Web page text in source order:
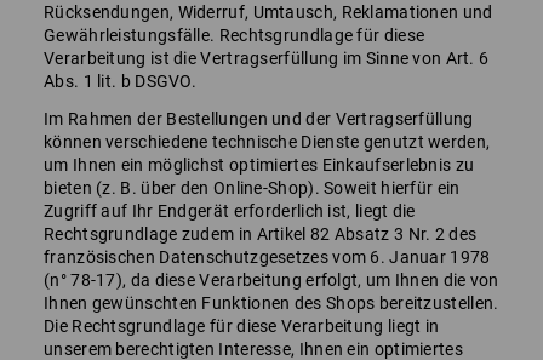
Rücksendungen, Widerruf, Umtausch, Reklamationen und
Gewährleistungsfälle. Rechtsgrundlage für diese
Verarbeitung ist die Vertragserfüllung im Sinne von Art. 6
Abs. 1 lit. b DSGVO.
Im Rahmen der Bestellungen und der Vertragserfüllung
können verschiedene technische Dienste genutzt werden,
um Ihnen ein möglichst optimiertes Einkaufserlebnis zu
bieten (z. B. über den Online-Shop). Soweit hierfür ein
Zugriff auf Ihr Endgerät erforderlich ist, liegt die
Rechtsgrundlage zudem in Artikel 82 Absatz 3 Nr. 2 des
französischen Datenschutzgesetzes vom 6. Januar 1978
(n° 78-17), da diese Verarbeitung erfolgt, um Ihnen die von
Ihnen gewünschten Funktionen des Shops bereitzustellen.
Die Rechtsgrundlage für diese Verarbeitung liegt in
unserem berechtigten Interesse, Ihnen ein optimiertes